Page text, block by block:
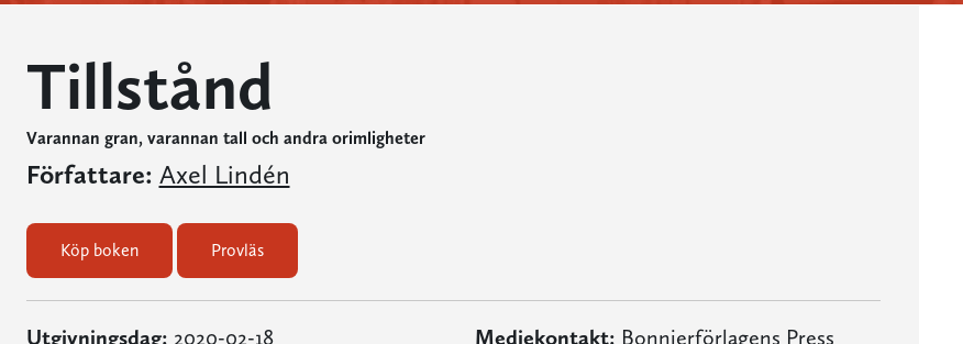
Tillstånd
Varannan gran, varannan tall och andra orimligheter
Författare: Axel Lindén
Köp boken Provläs
Utgivningsdag: 2020-02-18 Mediekontakt: Bonnierförlagens Press